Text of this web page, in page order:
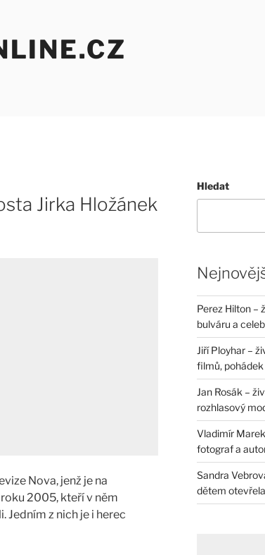
Jirka Hložánek
Nova, jenž je na
2005, kteří v něm
Jedním z nich je i herec
Hledat
Perez Hilton –
bulváru a
Jiří Ployhar –
filmů, pohádek
Jan Rosák –
rozhlasový
Vladimír
fotograf a
Sandra
dětem